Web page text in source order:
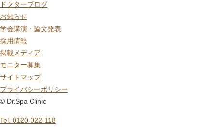
ドクターブログ
お知らせ
学会講演・論文発表
採用情報
掲載メディア
モニター募集
サイトマップ
プライバシーポリシー
© Dr.Spa Clinic
Tel. 0120-022-118